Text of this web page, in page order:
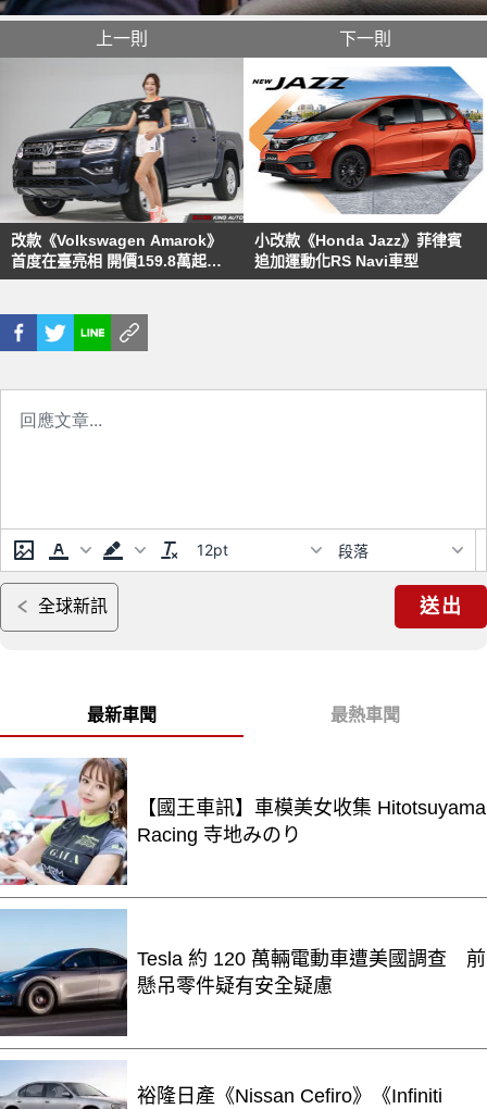
上一則
改款《Volkswagen Amarok》
首度在臺亮相 開價159.8萬起預
計8月底開始交車
下一則
小改款《Honda Jazz》菲律賓
追加運動化RS Navi車型
12pt 段落
全球新訊 送出
最新車聞 最熱車聞
【國王車訊】車模美女收集 Hitotsuyama
Racing 寺地みのり
Tesla 約 120 萬輛電動車遭美國調查 前
懸吊零件疑有安全疑慮
裕隆日產《Nissan Cefiro》《Infiniti